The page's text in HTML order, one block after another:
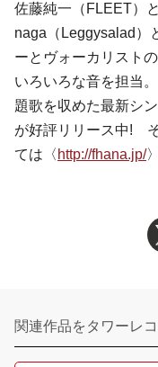
佐藤純一（FLEET）
naga（Leg­­gy­salad）
ーとヴォーカリスト
いろいろな音を担当
題歌を収めた最新シ
が好評リリース中!
ては〈 http://fhana.jp/
関連作品をタワーレ